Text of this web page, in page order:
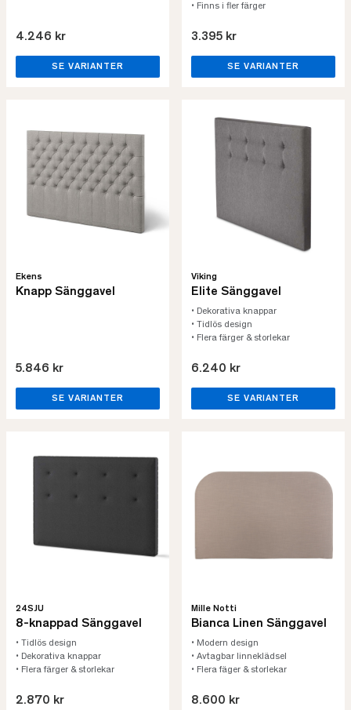
4.246 kr
SE VARIANTER
• Finns i fler färger
3.395 kr
SE VARIANTER
Ekens
Knapp Sänggavel
5.846 kr
SE VARIANTER
Viking
Elite Sänggavel
• Dekorativa knappar
• Tidlös design
• Flera färger & storlekar
6.240 kr
SE VARIANTER
24SJU
8-knappad Sänggavel
• Tidlös design
• Dekorativa knappar
• Flera färger & storlekar
2.870 kr
Mille Notti
Bianca Linen Sänggavel
• Modern design
• Avtagbar linneklädsel
• Flera fäger & storlekar
8.600 kr